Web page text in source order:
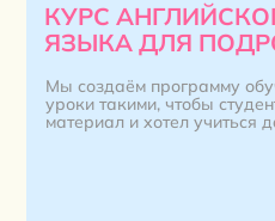
КУРС
ЯЗЫКА ДЛЯ
Мы создаём программу
уроки такими, чтобы
материал и хотел учиться